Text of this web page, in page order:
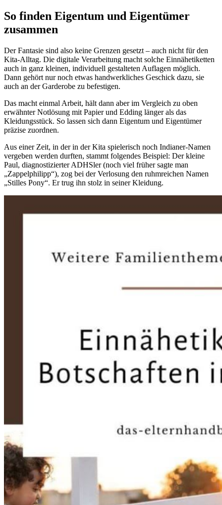
So finden Eigentum und Eigentümer
zusammen
Der Fantasie sind also keine Grenzen gesetzt – auch nicht für den
Kita-Alltag. Die digitale Verarbeitung macht solche Einnähetiketten
auch in ganz kleinen, individuell gestalteten Auflagen möglich.
Dann gehört nur noch etwas handwerkliches Geschick dazu, sie
auch an der Garderobe zu befestigen.
Das macht einmal Arbeit, hält dann aber im Vergleich zu oben
erwähnter Notlösung mit Papier und Edding länger als das
Kleidungsstück. So lassen sich dann Eigentum und Eigentümer
präzise zuordnen.
Aus einer Zeit, in der in der Kita spielerisch noch Indianer-Namen
vergeben werden durften, stammt folgendes Beispiel: Der kleine
Paul, diagnostizierter ADHSler (noch viel früher sagte man
„Zappelphilipp“), zog bei der Verlosung den ruhmreichen Namen
„Stilles Pony“. Er trug ihn stolz in seiner Kleidung.